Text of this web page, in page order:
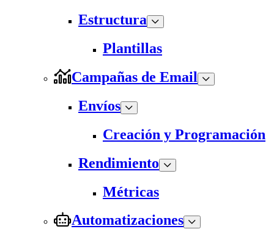
Estructura
Plantillas
Campañas de Email
Envíos
Creación y Programación
Rendimiento
Métricas
Automatizaciones